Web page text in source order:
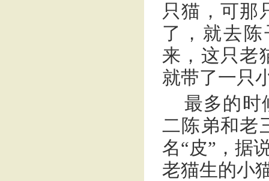
只猫，可那
了，就去
来，这只老
就带了一只
最多的时
二陈弟和老
名“皮”，据
老猫生的小